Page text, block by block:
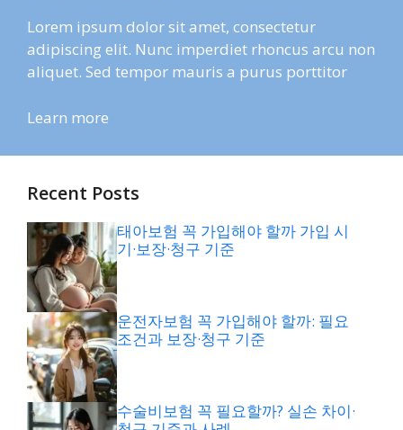
Lorem ipsum dolor sit amet, consectetur
adipiscing elit. Nunc imperdiet rhoncus arcu non
aliquet. Sed tempor mauris a purus porttitor
Learn more
Recent Posts
태아보험 꼭 가입해야 할까 가입 시
기·보장·청구 기준
운전자보험 꼭 가입해야 할까: 필요
조건과 보장·청구 기준
수술비보험 꼭 필요할까? 실손 차이·